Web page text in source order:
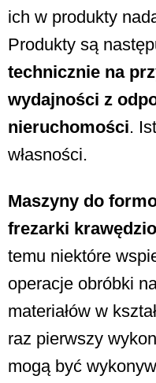
ich w produkty
Produkty są
technicznie na
wydajności z
nieruchomości.
własności.
Maszyny do
frezarki
temu niektóre
operacje obróbki
materiałów w
raz pierwszy
mogą być